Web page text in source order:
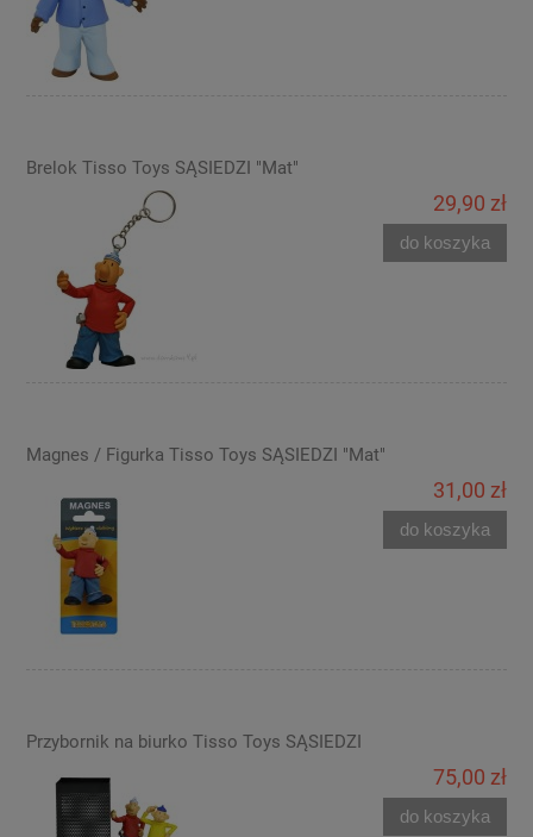
Brelok Tisso Toys SĄSIEDZI "Mat"
29,90 zł
do koszyka
Magnes / Figurka Tisso Toys SĄSIEDZI "Mat"
31,00 zł
do koszyka
Przybornik na biurko Tisso Toys SĄSIEDZI
75,00 zł
do koszyka